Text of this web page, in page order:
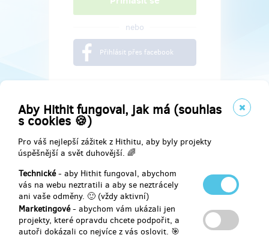
Aby Hithit fungoval, jak má (souhlas
s cookies 🍪)
Pro váš nejlepší zážitek z Hithitu, aby byly projekty
úspěšnější a svět duhovější. 🌈
Technické- aby Hithit fungoval, abychom
vás na webu neztratili a aby se neztrácely
ani vaše odměny. 🙂 (vždy aktivní)
Marketingové- abychom vám ukázali jen
projekty, které opravdu chcete podpořit, a
autoři dokázali co nejvíce z vás oslovit. 🎯
nebo
Přihlásit přes facebook
Najdete nás na